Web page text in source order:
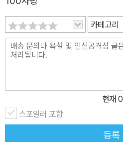
카테고리
현재 0
스포일러 포함
등록